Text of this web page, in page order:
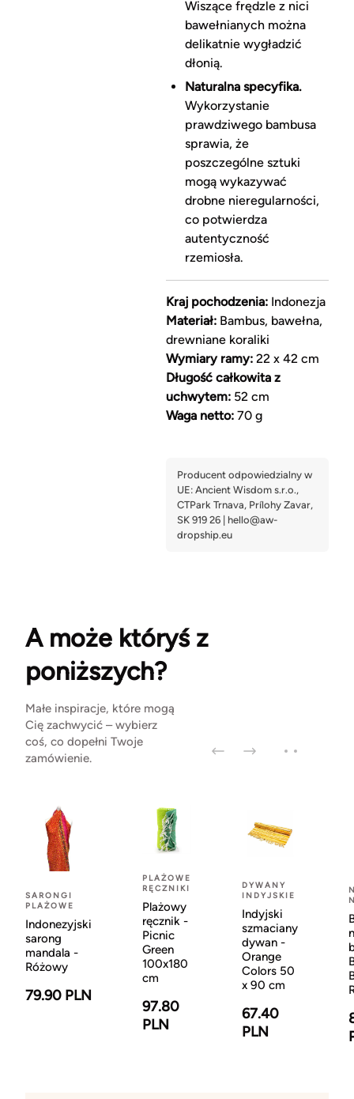
Wiszące frędzle z nici
bawełnianych można
delikatnie wygładzić
dłonią.
Naturalna specyfika.
Wykorzystanie
prawdziwego bambusa
sprawia, że
poszczególne sztuki
mogą wykazywać
drobne nieregularności,
co potwierdza
autentyczność
rzemiosła.
Kraj pochodzenia:Indonezja
Materiał:Bambus, bawełna,
drewniane koraliki
Wymiary ramy:22 x 42 cm
Długość całkowita z
uchwytem:52 cm
Waga netto:70 g
A może któryś z
poniższych?
Małe inspiracje, które mogą
Cię zachwycić – wybierz
coś, co dopełni Twoje
zamówienie.
SARONGI
PLAŻOWE
Indonezyjski
sarong
mandala -
Różowy
79.90 PLN
PLAŻOWE
RĘCZNIKI
Plażowy
ręcznik -
Picnic
Green
100x180
cm
97.80
PLN
DYWANY
INDYJSKIE
Indyjski
szmaciany
dywan -
Orange
Colors 50
x 90 cm
67.40
PLN